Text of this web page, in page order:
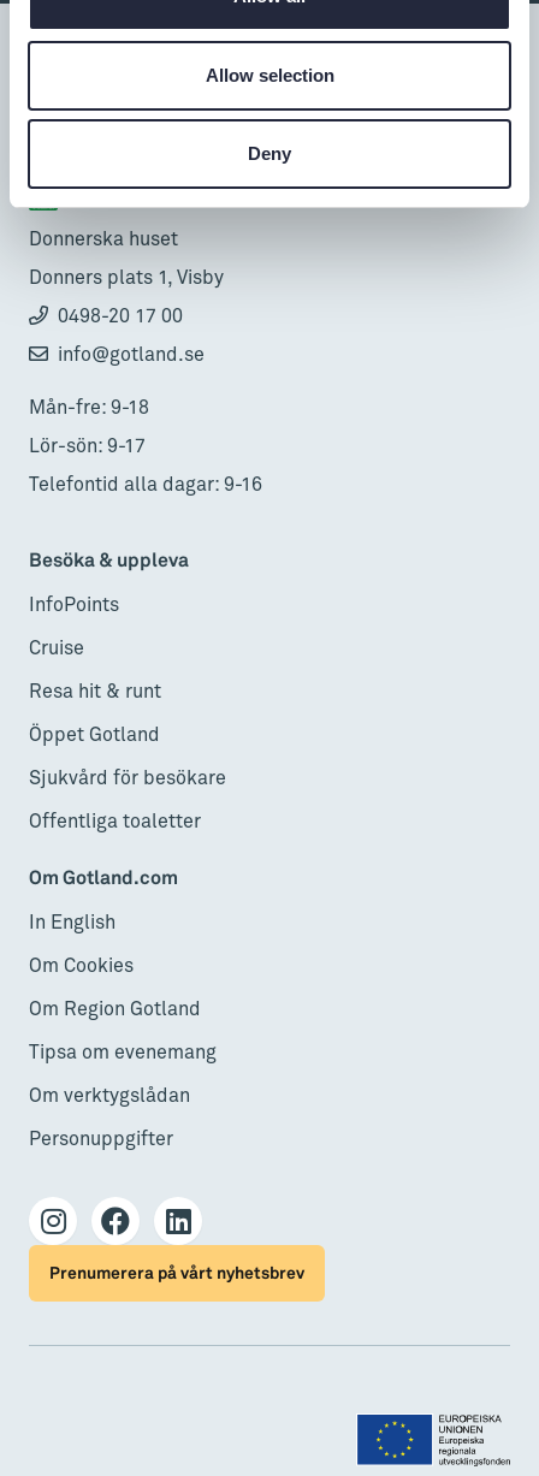
Allow selection
Deny
Donnerska huset
Donners plats 1, Visby
0498-20 17 00
info@gotland.se
Mån-fre: 9-18
Lör-sön: 9-17
Telefontid alla dagar: 9-16
Besöka & uppleva
InfoPoints
Cruise
Resa hit & runt
Öppet Gotland
Sjukvård för besökare
Offentliga toaletter
Om Gotland.com
In English
Om Cookies
Om Region Gotland
Tipsa om evenemang
Om verktygslådan
Personuppgifter
Prenumerera på vårt nyhetsbrev